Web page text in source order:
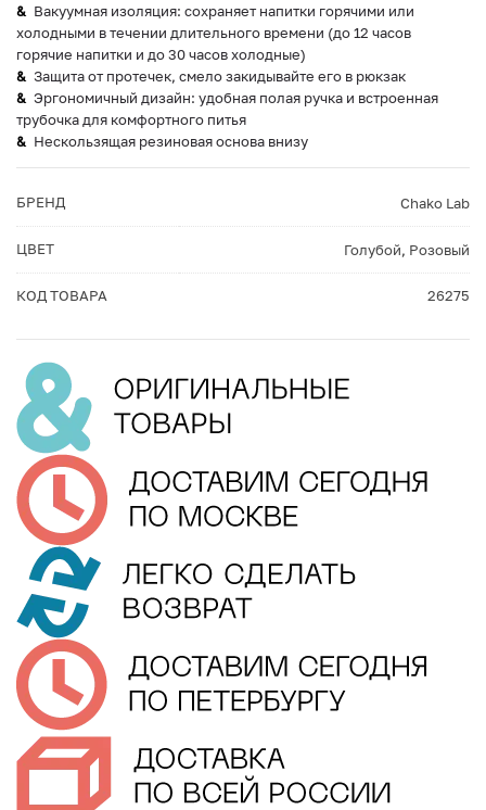
Вакуумная изоляция: сохраняет напитки горячими или
холодными в течении длительного времени (до 12 часов
горячие напитки и до 30 часов холодные)
Защита от протечек, смело закидывайте его в рюкзак
Эргономичный дизайн: удобная полая ручка и встроенная
трубочка для комфортного питья
Нескользящая резиновая основа внизу
БРЕНД Chako Lab
ЦВЕТ Голубой, Розовый
КОД ТОВАРА 26275